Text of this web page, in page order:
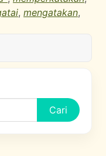
, mengatakan,
Cari